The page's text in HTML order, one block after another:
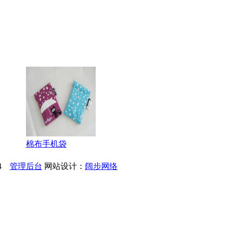
棉布手机袋
管理后台 网站设计： 阔步网络